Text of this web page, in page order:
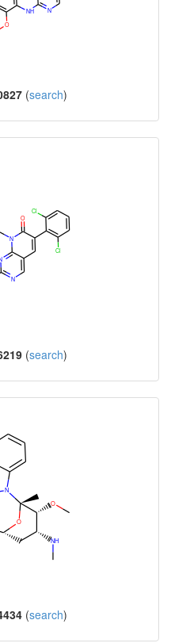
(search)
(search)
(search)